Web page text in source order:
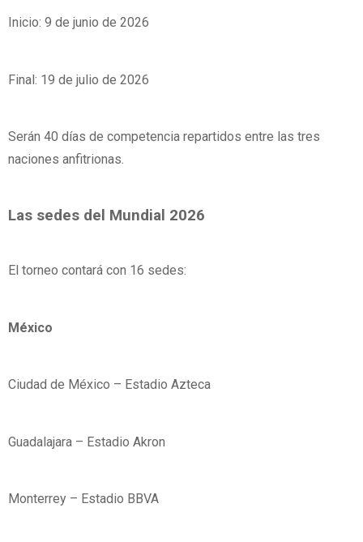
Inicio: 9 de junio de 2026
Final: 19 de julio de 2026
Serán 40 días de competencia repartidos entre las tres
naciones anfitrionas.
Las sedes del Mundial 2026
El torneo contará con 16 sedes:
México
Ciudad de México – Estadio Azteca
Guadalajara – Estadio Akron
Monterrey – Estadio BBVA